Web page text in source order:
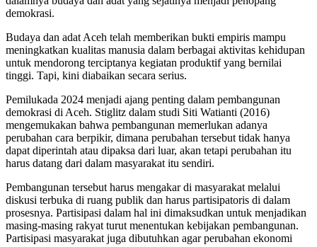
demokrasi.
Budaya dan adat Aceh telah memberikan bukti empiris mampu
meningkatkan kualitas manusia dalam berbagai aktivitas kehidupan
untuk mendorong terciptanya kegiatan produktif yang bernilai
tinggi. Tapi, kini diabaikan secara serius.
Pemilukada 2024 menjadi ajang penting dalam pembangunan
demokrasi di Aceh. Stiglitz dalam studi Siti Watianti (2016)
mengemukakan bahwa pembangunan memerlukan adanya
perubahan cara berpikir, dimana perubahan tersebut tidak hanya
dapat diperintah atau dipaksa dari luar, akan tetapi perubahan itu
harus datang dari dalam masyarakat itu sendiri.
Pembangunan tersebut harus mengakar di masyarakat melalui
diskusi terbuka di ruang publik dan harus partisipatoris di dalam
prosesnya. Partisipasi dalam hal ini dimaksudkan untuk menjadikan
masing-masing rakyat turut menentukan kebijakan pembangunan.
Partisipasi masyarakat juga dibutuhkan agar perubahan ekonomi